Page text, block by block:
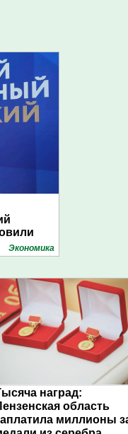
Экономика
наград:
область
миллионы